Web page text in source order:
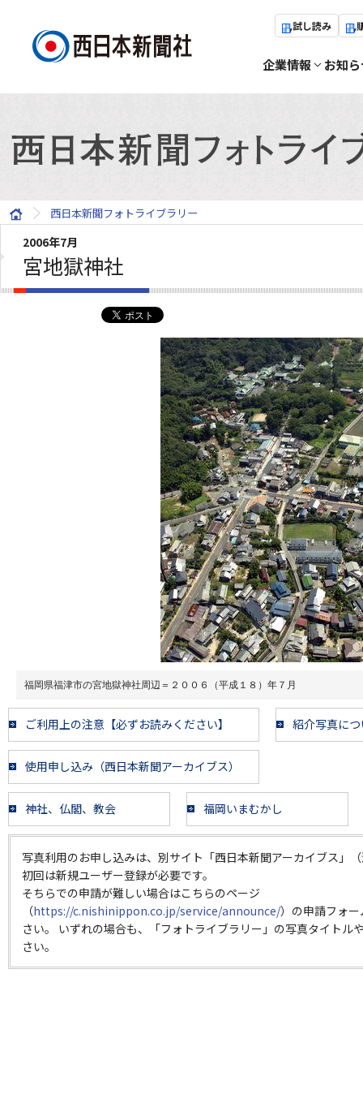
試し読み
企業情報 お知
西日本新聞フォトライブラリー
2006年7月
宮地獄神社
福岡県福津市の宮地獄神社周辺＝２００６（平成１８）年７月
ご利用上の注意【必ずお読みください】 紹介写真に
使用申し込み（西日本新聞アーカイブス）
神社、仏閣、教会 福岡いまむかし
写真利用のお申し込みは、別サイト「西日本新聞アーカイブス」
初回は新規ユーザー登録が必要です。
そちらでの申請が難しい場合はこちらのページ
（https://c.nishinippon.co.jp/service/announce/）の申請フォ
さい。 いずれの場合も、「フォトライブラリー」の写真タイトル
さい。